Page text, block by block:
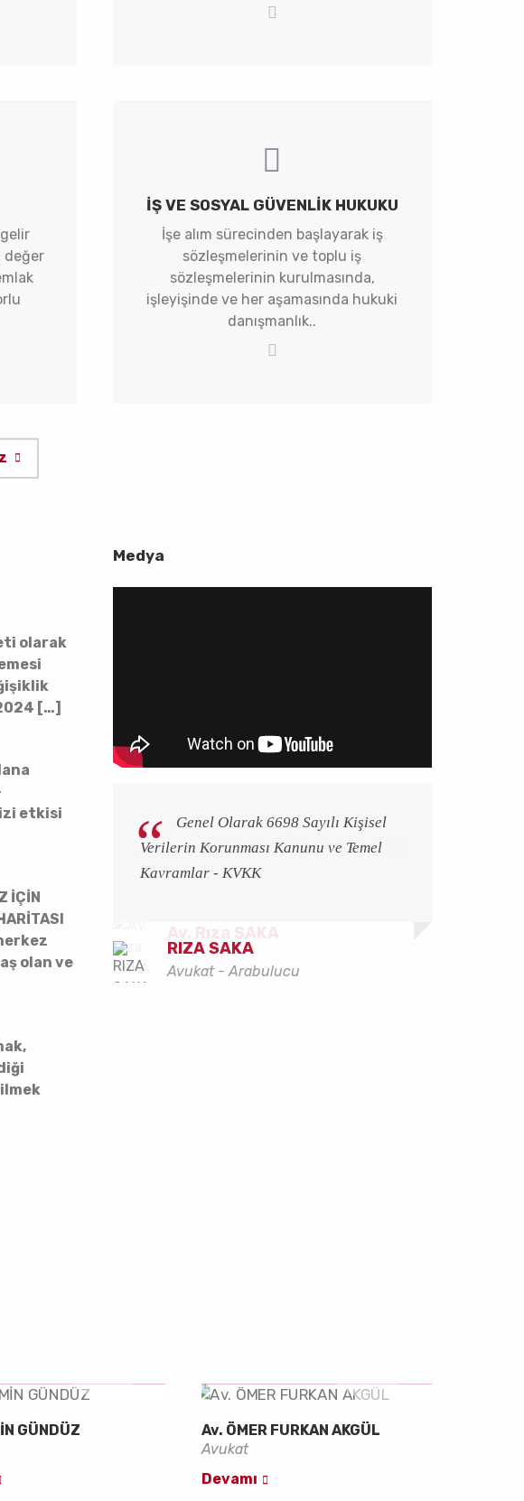
değer
İŞ VE SOSYAL GÜVENLIK HUKUKU
İşe alım sürecinden başlayarak iş
sözleşmelerinin ve toplu iş
sözleşmelerinin kurulmasında,
işleyişinde ve her aşamasında hukuki
danışmanlık..
olarak
[…]
etkisi
İÇİN
olan ve
Medya
RIZA SAKA
Avukat - Arabulucu
Avukat - Arabulucu
Kıdemli Avukat
Kişisel Verilerin İşlenmesindeki
Haklarımız Nelerdir? | Rsk Veri Güvenliği
Genel Olarak 6698 Sayılı Kişisel
Verilerin Korunması Kanunu ve Temel
Kavramlar - KVKK
RIZA SAKA
Avukat - Arabulucu
GÜNDÜZ
Av. ÖMER FURKAN AKGÜL
Avukat
Devamı